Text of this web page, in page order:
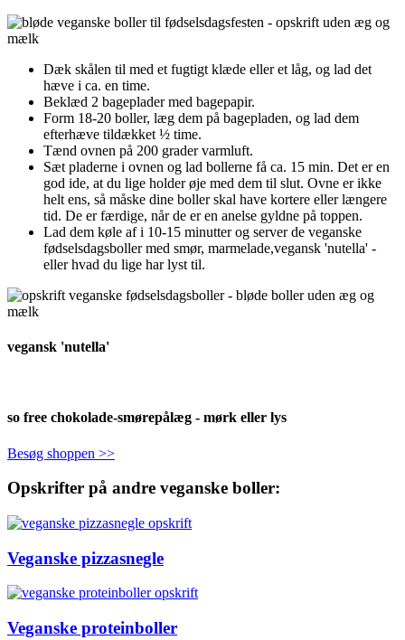
Dæk skålen til med et fugtigt klæde eller et låg, og lad det
hæve i ca. en time.
Beklæd 2 bageplader med bagepapir.
Form 18-20 boller, læg dem på bagepladen, og lad dem
efterhæve tildækket ½ time.
Tænd ovnen på 200 grader varmluft.
Sæt pladerne i ovnen og lad bollerne få ca. 15 min. Det er en
god ide, at du lige holder øje med dem til slut. Ovne er ikke
helt ens, så måske dine boller skal have kortere eller længere
tid. De er færdige, når de er en anelse gyldne på toppen.
Lad dem køle af i 10-15 minutter og server de veganske
fødselsdagsboller med smør, marmelade,vegansk 'nutella' -
eller hvad du lige har lyst til.
vegansk 'nutella'
so free chokolade-smørepålæg - mørk eller lys
Besøg shoppen >>
Opskrifter på andre veganske boller:
Veganske pizzasnegle
Veganske proteinboller